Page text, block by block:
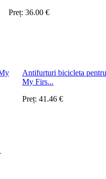
Preț: 36.00 €
Antifurturi bicicleta
My Firs...
Preț: 41.46 €